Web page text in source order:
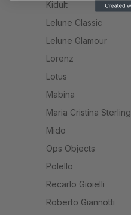
Kidult
Lelune Classic
Lelune Glamour
Lorenz
Lotus
Mabina
Maria Cristina Sterling
Mido
Ops Objects
Polello
Recarlo Gioielli
Roberto Giannotti